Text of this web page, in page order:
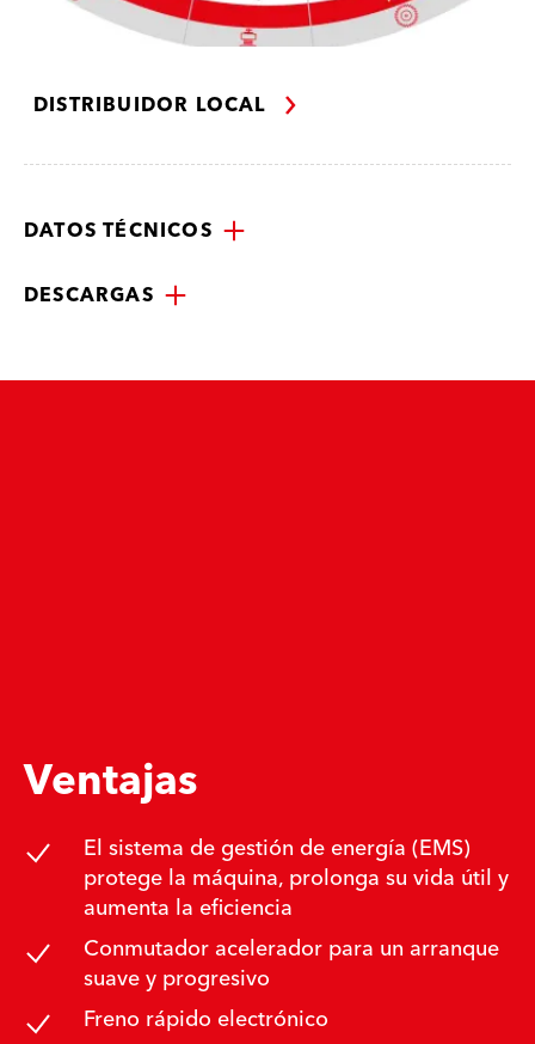
DISTRIBUIDOR LOCAL
DATOS TÉCNICOS
DESCARGAS
Ventajas
El sistema de gestión de energía (EMS)
protege la máquina, prolonga su vida útil y
aumenta la eficiencia
Conmutador acelerador para un arranque
suave y progresivo
Freno rápido electrónico